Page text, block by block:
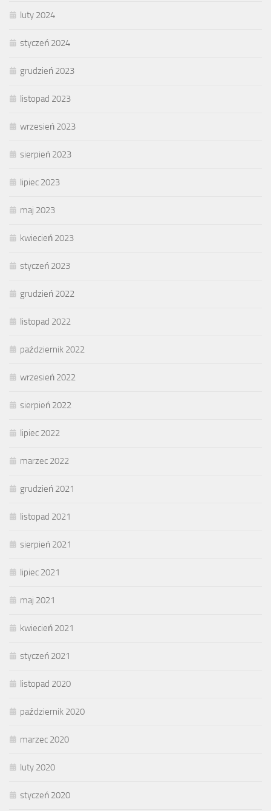
luty 2024
styczeń 2024
grudzień 2023
listopad 2023
wrzesień 2023
sierpień 2023
lipiec 2023
maj 2023
kwiecień 2023
styczeń 2023
grudzień 2022
listopad 2022
październik 2022
wrzesień 2022
sierpień 2022
lipiec 2022
marzec 2022
grudzień 2021
listopad 2021
sierpień 2021
lipiec 2021
maj 2021
kwiecień 2021
styczeń 2021
listopad 2020
październik 2020
marzec 2020
luty 2020
styczeń 2020